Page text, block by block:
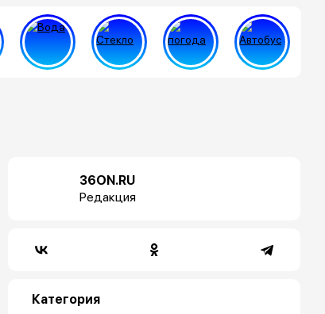
36ON.RU
Редакция
Категория